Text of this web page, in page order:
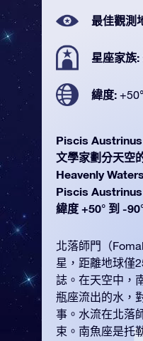
最佳觀測
星座家族:
緯度:
Piscis Austrinus
文學家劃分天空
Heavenly
Piscis Austrinus
緯度 +50° 到 -
北落師門（
星，距離地球僅
誌。在天空中，
瓶座流出的水，
事。水流在北落
束。南魚座是托